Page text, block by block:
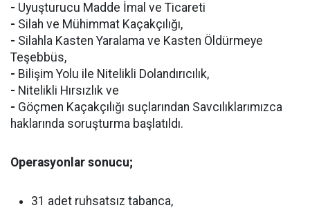
- Uyuşturucu Madde İmal ve Ticareti
- Silah ve Mühimmat Kaçakçılığı,
- Silahla Kasten Yaralama ve Kasten Öldürmeye
Teşebbüs,
- Bilişim Yolu ile Nitelikli Dolandırıcılık,
- Nitelikli Hırsızlık ve
- Göçmen Kaçakçılığı suçlarından Savcılıklarımızca
haklarında soruşturma başlatıldı.
Operasyonlar sonucu;
31 adet ruhsatsız tabanca,